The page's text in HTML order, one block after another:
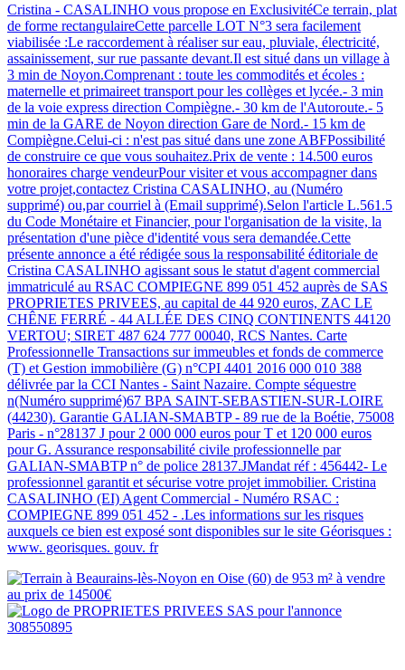
Cristina - CASALINHO vous propose en ExclusivitéCe terrain, plat
de forme rectangulaireCette parcelle LOT N°3 sera facilement
viabilisée :Le raccordement à réaliser sur eau, pluviale, électricité,
assainissement, sur rue passante devant.Il est situé dans un village à
3 min de Noyon.Comprenant : toute les commodités et écoles :
maternelle et primaireet transport pour les collèges et lycée.- 3 min
de la voie express direction Compiègne.- 30 km de l'Autoroute.- 5
min de la GARE de Noyon direction Gare de Nord.- 15 km de
Compiègne.Celui-ci : n'est pas situé dans une zone ABFPossibilité
de construire ce que vous souhaitez.Prix de vente : 14.500 euros
honoraires charge vendeurPour visiter et vous accompagner dans
votre projet,contactez Cristina CASALINHO, au (Numéro
supprimé) ou,par courriel à (Email supprimé).Selon l'article L.561.5
du Code Monétaire et Financier, pour l'organisation de la visite, la
présentation d'une pièce d'identité vous sera demandée.Cette
présente annonce a été rédigée sous la responsabilité éditoriale de
Cristina CASALINHO agissant sous le statut d'agent commercial
immatriculé au RSAC COMPIEGNE 899 051 452 auprès de SAS
PROPRIETES PRIVEES, au capital de 44 920 euros, ZAC LE
CHÊNE FERRÉ - 44 ALLÉE DES CINQ CONTINENTS 44120
VERTOU; SIRET 487 624 777 00040, RCS Nantes. Carte
Professionnelle Transactions sur immeubles et fonds de commerce
(T) et Gestion immobilière (G) n°CPI 4401 2016 000 010 388
délivrée par la CCI Nantes - Saint Nazaire. Compte séquestre
n(Numéro supprimé)67 BPA SAINT-SEBASTIEN-SUR-LOIRE
(44230). Garantie GALIAN-SMABTP - 89 rue de la Boétie, 75008
Paris - n°28137 J pour 2 000 000 euros pour T et 120 000 euros
pour G. Assurance responsabilité civile professionnelle par
GALIAN-SMABTP n° de police 28137.JMandat réf : 456442- Le
professionnel garantit et sécurise votre projet immobilier. Cristina
CASALINHO (EI) Agent Commercial - Numéro RSAC :
COMPIEGNE 899 051 452 - .Les informations sur les risques
auxquels ce bien est exposé sont disponibles sur le site Géorisques :
www. georisques. gouv. fr